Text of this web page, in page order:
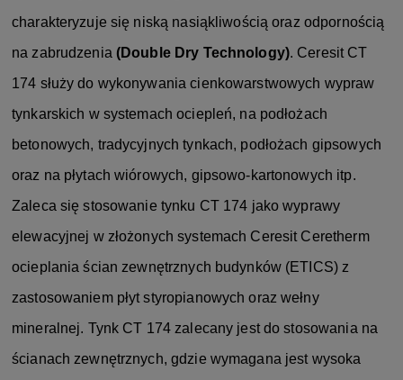
charakteryzuje się niską nasiąkliwością oraz odpornością
na zabrudzenia (Double Dry Technology). Ceresit CT
174 służy do wykonywania cienkowarstwowych wypraw
tynkarskich w systemach ociepleń, na podłożach
betonowych, tradycyjnych tynkach, podłożach gipsowych
oraz na płytach wiórowych, gipsowo-kartonowych itp.
Zaleca się stosowanie tynku CT 174 jako wyprawy
elewacyjnej w złożonych systemach Ceresit Ceretherm
ocieplania ścian zewnętrznych budynków (ETICS) z
zastosowaniem płyt styropianowych oraz wełny
mineralnej. Tynk CT 174 zalecany jest do stosowania na
ścianach zewnętrznych, gdzie wymagana jest wysoka